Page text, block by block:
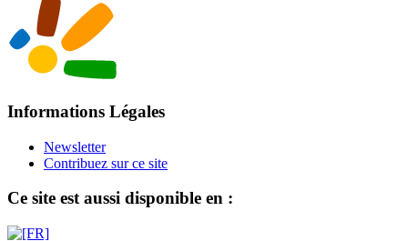
Informations Légales
Newsletter
Contribuez sur ce site
Ce site est aussi disponible en :